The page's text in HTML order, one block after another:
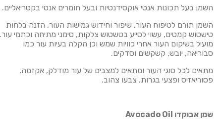
השמן בעל תכונות אנטי אוקסידנטיות ובעל חומרים אנטי בקטריאליים.
השמן תורם לטיפוח העור, שיפור וחידוש גמישות העור, הזנה בלחות
טישטוש קמטים, עשוי לסייע בטשטוש צלקות, סימני מתיחה וכתמי עור.
מועיל בשיקום העור אחרי כוויות שמש וכן הקלה בעיות עור כמו
סבוריאה, יובש, קשקשים וסדקים.
מתאים לכל סוגי העור ומתאים למצבים של עור מודלק, אקזמה,
פסוריאזיס ופצעי בגרות. צבעו צהוב.
שמן אבוקדוAvocado Oil